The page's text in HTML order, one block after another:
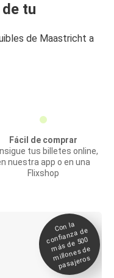
tu
de Maastricht a
Fácil de comprar
tus billetes online,
nuestra app o en una
Flixshop
Con la
confianza de
más de 500
millones de
pasajeros